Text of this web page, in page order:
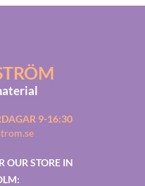
9-16:30
OUR STORE IN